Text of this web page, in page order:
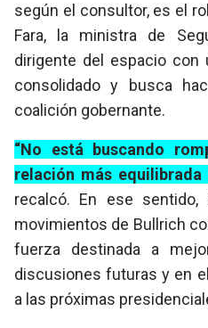
según el consultor, es el
Fara, la ministra de
dirigente del espacio con
consolidado y busca
coalición gobernante.
“No está buscando
relación más
recalcó. En ese
movimientos de Bullrich
fuerza destinada a
discusiones futuras y en
a las próximas